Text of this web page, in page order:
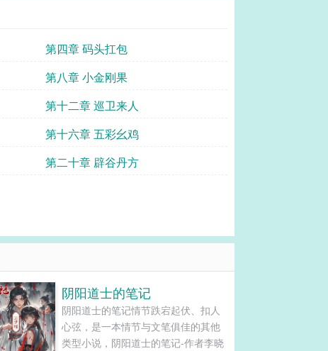
第四章 码头扛包
第八章 小金刚果
第十二章 巡卫来人
第十六章 五彩幺鸡
第二十章 辟谷丹方
阴阳道士的笔记
阴阳道士的笔记情节跌宕起伏、扣人
心弦，是一本情节与文笔俱佳的其他
类型小说，阴阳道士的笔记-作者李晓